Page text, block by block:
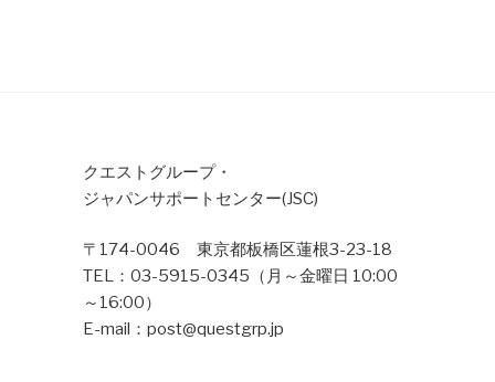
クエストグループ・
ジャパンサポートセンター(JSC)
〒174-0046 東京都板橋区蓮根3-23-18
TEL：03-5915-0345（月～金曜日 10:00
～16:00）
E-mail：post@questgrp.jp